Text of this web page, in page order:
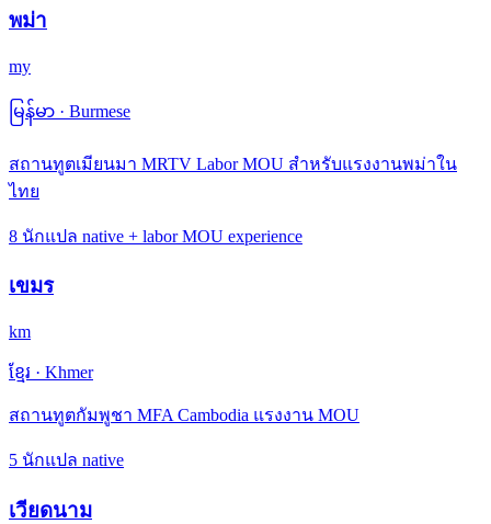
พม่า
my
မြန်မာ · Burmese
สถานทูตเมียนมา MRTV Labor MOU สำหรับแรงงานพม่าใน
ไทย
8 นักแปล native + labor MOU experience
เขมร
km
ខ្មែរ · Khmer
สถานทูตกัมพูชา MFA Cambodia แรงงาน MOU
5 นักแปล native
เวียดนาม